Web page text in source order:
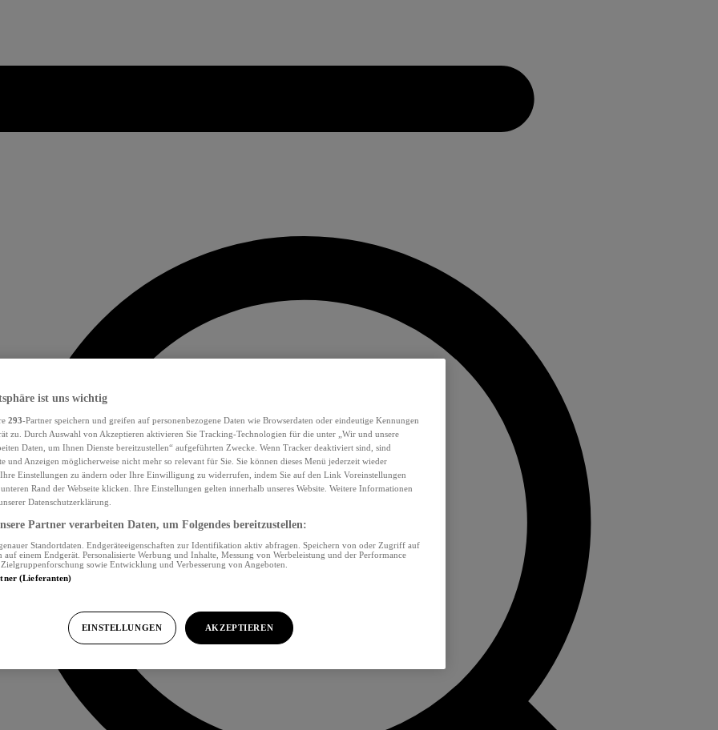
ist uns wichtig
293-Partner speichern und greifen auf personenbezogene Daten wie Browserdaten oder eindeutige Kennungen
zu. Durch Auswahl von Akzeptieren aktivieren Sie Tracking-Technologien für die unter „Wir und unsere
Daten, um Ihnen Dienste bereitzustellen“ aufgeführten Zwecke. Wenn Tracker deaktiviert sind, sind
und Anzeigen möglicherweise nicht mehr so relevant für Sie. Sie können dieses Menü jederzeit wieder
Einstellungen zu ändern oder Ihre Einwilligung zu widerrufen, indem Sie auf den Link Voreinstellungen
Rand der Webseite klicken. Ihre Einstellungen gelten innerhalb unseres Website. Weitere Informationen
Datenschutzerklärung.
Partner verarbeiten Daten, um Folgendes bereitzustellen:
Standortdaten. Endgeräteeigenschaften zur Identifikation aktiv abfragen. Speichern von oder Zugriff auf
einem Endgerät. Personalisierte Werbung und Inhalte, Messung von Werbeleistung und der Performance
sowie Entwicklung und Verbesserung von Angeboten.
(Lieferanten)
EINSTELLUNGEN AKZEPTIEREN